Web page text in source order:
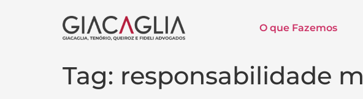
O que Fazemos
Tag: responsabilidade